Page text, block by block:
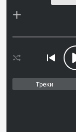
Треки